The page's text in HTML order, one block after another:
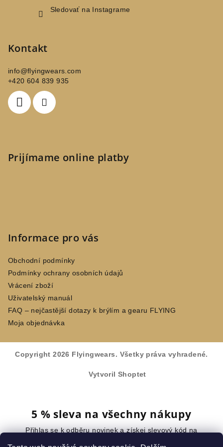
Sledovať na Instagrame
Kontakt
info@flyingwears.com
+420 604 839 935
Prijímame online platby
Informace pro vás
Obchodní podmínky
Podmínky ochrany osobních údajů
Vrácení zboží
Uživatelský manuál
FAQ – nejčastější dotazy k brýlím a gearu FLYING
Moja objednávka
Copyright 2026 Flyingwears. Všetky práva vyhradené.
Vytvoril Shoptet
5 % sleva na všechny nákupy
Přihlas se k odběru novinek a získej slevový kód na